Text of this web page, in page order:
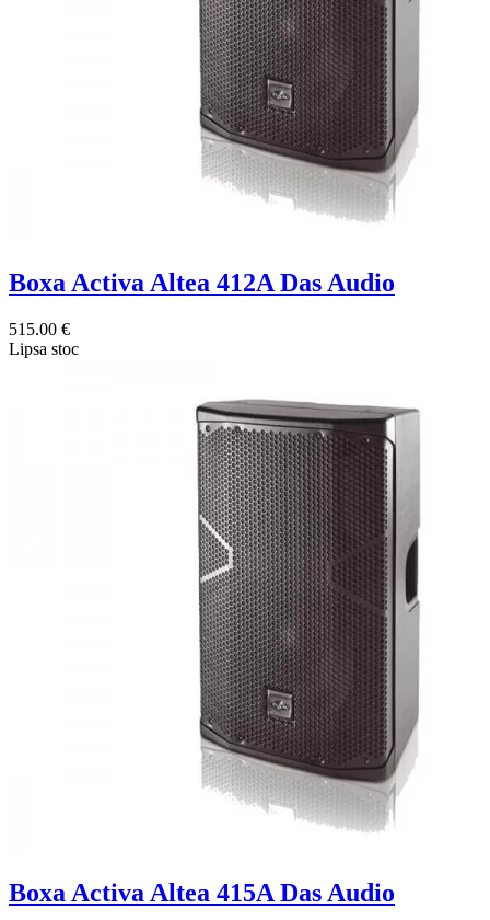
Boxa Activa Altea 412A Das Audio
515.00 €
Lipsa stoc
Boxa Activa Altea 415A Das Audio